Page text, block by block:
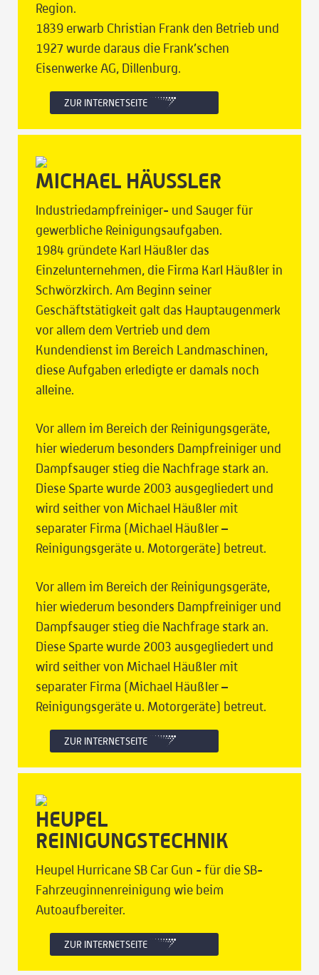
Region.
1839 erwarb Christian Frank den Betrieb und
1927 wurde daraus die Frank’schen
Eisenwerke AG, Dillenburg.
ZUR INTERNETSEITE
MICHAEL HÄUSSLER
Industriedampfreiniger- und Sauger für
gewerbliche Reinigungsaufgaben.
1984 gründete Karl Häußler das
Einzelunternehmen, die Firma Karl Häußler in
Schwörzkirch. Am Beginn seiner
Geschäftstätigkeit galt das Hauptaugenmerk
vor allem dem Vertrieb und dem
Kundendienst im Bereich Landmaschinen,
diese Aufgaben erledigte er damals noch
alleine.
Vor allem im Bereich der Reinigungsgeräte,
hier wiederum besonders Dampfreiniger und
Dampfsauger stieg die Nachfrage stark an.
Diese Sparte wurde 2003 ausgegliedert und
wird seither von Michael Häußler mit
separater Firma (Michael Häußler –
Reinigungsgeräte u. Motorgeräte) betreut.
Vor allem im Bereich der Reinigungsgeräte,
hier wiederum besonders Dampfreiniger und
Dampfsauger stieg die Nachfrage stark an.
Diese Sparte wurde 2003 ausgegliedert und
wird seither von Michael Häußler mit
separater Firma (Michael Häußler –
Reinigungsgeräte u. Motorgeräte) betreut.
ZUR INTERNETSEITE
HEUPEL
REINIGUNGSTECHNIK
Heupel Hurricane SB Car Gun - für die SB-
Fahrzeuginnenreinigung wie beim
Autoaufbereiter.
ZUR INTERNETSEITE